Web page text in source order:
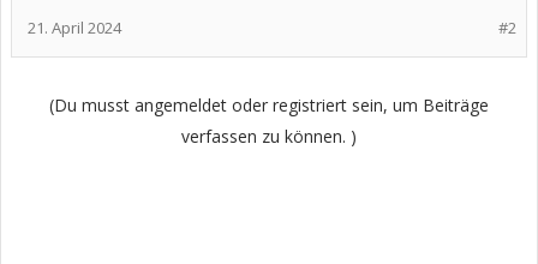
#2
21. April 2024
(Du musst angemeldet oder registriert sein, um Beiträge
verfassen zu können. )